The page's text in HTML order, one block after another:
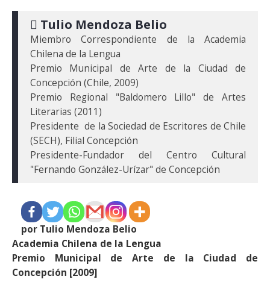
Tulio Mendoza Belio
Miembro Correspondiente de la Academia
Chilena de la Lengua
Premio Municipal de Arte de la Ciudad de
Concepción (Chile, 2009)
Premio Regional "Baldomero Lillo" de Artes
Literarias (2011)
Presidente  de la Sociedad de Escritores de Chile
(SECH), Filial Concepción
Presidente-Fundador del Centro Cultural
por Tulio Mendoza Belio
Academia Chilena de la Lengua
Premio Municipal de Arte de la Ciudad de
Concepción [2009]